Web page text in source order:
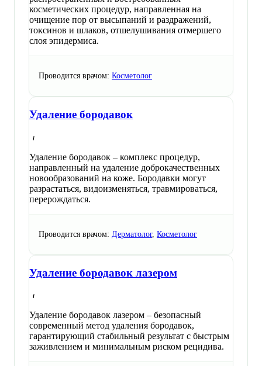
косметических процедур, направленная на
очищение пор от высыпаний и раздражений,
токсинов и шлаков, отшелушивания отмершего
слоя эпидермиса.
Проводится врачом: Косметолог
Удаление бородавок
Удаление бородавок – комплекс процедур,
направленный на удаление доброкачественных
новообразований на коже. Бородавки могут
разрастаться, видоизменяться, травмироваться,
перерождаться.
Проводится врачом: Дерматолог, Косметолог
Удаление бородавок лазером
Удаление бородавок лазером – безопасный
современный метод удаления бородавок,
гарантирующий стабильный результат с быстрым
заживлением и минимальным риском рецидива.